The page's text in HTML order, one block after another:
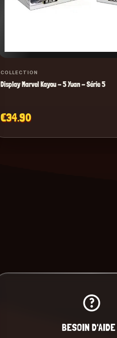
COLLECTION
Display Marvel Kayou - 5 Yuan - Série 5
€34.90
BESOIN